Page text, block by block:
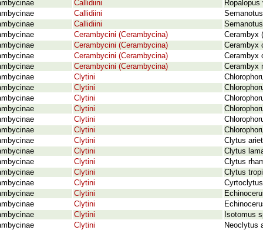
Callidiini
Callidiini
Callidiini
Cerambycini (Cerambycina)
Cerambyx
Cerambycini (Cerambycina)
Cerambyx
Cerambycini (Cerambycina)
Cerambyx
Cerambycini (Cerambycina)
Cerambyx
Clytini
Clytini
Clytini
Clytini
Clytini
Clytini
Clytini
Clytus
Clytini
Clytus
Clytini
Clytus
Clytini
Clytus
Clytini
Clytini
Clytini
Clytini
Isotomus
Clytini
Neoclytus